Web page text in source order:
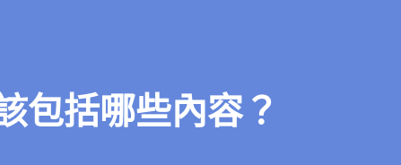
包括哪些內容？